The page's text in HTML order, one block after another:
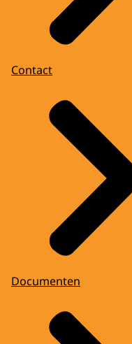
Contact
Documenten